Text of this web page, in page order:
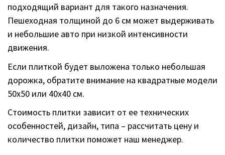
подходящий вариант для такого назначения.
Пешеходная толщиной до 6 см может выдерживать
и небольшие авто при низкой интенсивности
движения.
Если плиткой будет выложена только небольшая
дорожка, обратите внимание на квадратные модели
50х50 или 40х40 см.
Стоимость плитки зависит от ее технических
особенностей, дизайн, типа – рассчитать цену и
количество плитки поможет наш менеджер.